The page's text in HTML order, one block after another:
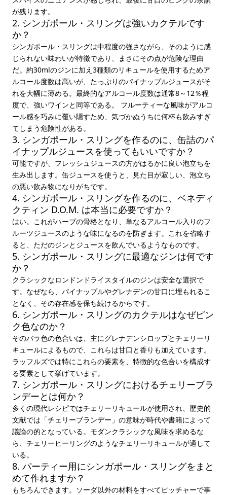
が残ります。
2. シンガポール・スリングは強いカクテルです
か？
シンガポール・スリングは中程度の強さながら、そのように感
じられない味わいが特徴であり、まさにその点が危険な理由
だ。約30mlのジンに加え3種類のリキュールを使用するためア
ルコール度数は高いが、たっぷりのパイナップルジュースがそ
れを大幅に薄める。最終的なアルコール度数は通常8～12％程
度で、強いワインと同等である。 フルーティーな風味がアルコ
ール感を巧みに覆い隠すため、気づかぬうちに何杯も飲みすぎ
てしまう危険性がある。
3. シンガポール・スリングを作るのに、缶詰のパ
イナップルジュースを使ってもいいですか？
可能ですが、フレッシュジュースの方がはるかに良い泡立ちを
生み出します。缶ジュースを使うと、見た目が寂しい、泡立ち
の悪い飲み物になりがちです。
4. シンガポール・スリングを作るのに、ベネディ
クティン D.O.M. は本当に必要ですか？
はい。これがハーブの骨格となり、単なるアルコール入りのフ
ルーツジュースのような味になるのを防ぎます。これを省略す
ると、ただのジンとジュースを飲んでいるようなものです。
5. シンガポール・スリングに最適なジンは何です
か？
クラシックなロンドンドライスタイルのジンは安全な選択で
す。なぜなら、パイナップルやグレナデンの甘口に埋もれるこ
となく、その存在感を保ち続けるからです。
6. シンガポール・スリングのカクテルはなぜピン
ク色なのか？
そのバラ色の色合いは、主にグレナデンシロップとチェリーリ
キュールによるもので、これらは甘口と香りも加えています。
ラッフルズでは特にこれらの要素を、特徴的な色合いを構成す
る要素として挙げています。
7. シンガポール・スリングにおけるチェリーブラ
ンデーとは何か？
多くの現代レシピではチェリーリキュールが使用され、歴史的
文献では「チェリーブランデー」の意味が時代や書籍によって
議論の的となっている。モダンクラシックな風味を求めるな
ら、チェリーヒーリングのようなチェリーリキュールが適して
いる。
8. パーティー用にシンガポール・スリングをまと
めて作れますか？
もちろんできます。ソーダ以外の材料をすべてピッチャーで事